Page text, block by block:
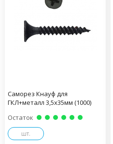
Саморез Кнауф для
ГКЛ+металл 3,5х35мм (1000)
Остаток
шт.